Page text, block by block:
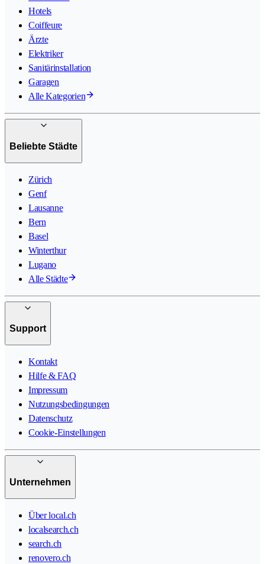
Hotels
Coiffeure
Ärzte
Elektriker
Sanitärinstallation
Garagen
Alle Kategorien
Beliebte Städte
Zürich
Genf
Lausanne
Bern
Basel
Winterthur
Lugano
Alle Städte
Support
Kontakt
Hilfe & FAQ
Impressum
Nutzungsbedingungen
Datenschutz
Cookie-Einstellungen
Unternehmen
Über local.ch
localsearch.ch
search.ch
renovero.ch